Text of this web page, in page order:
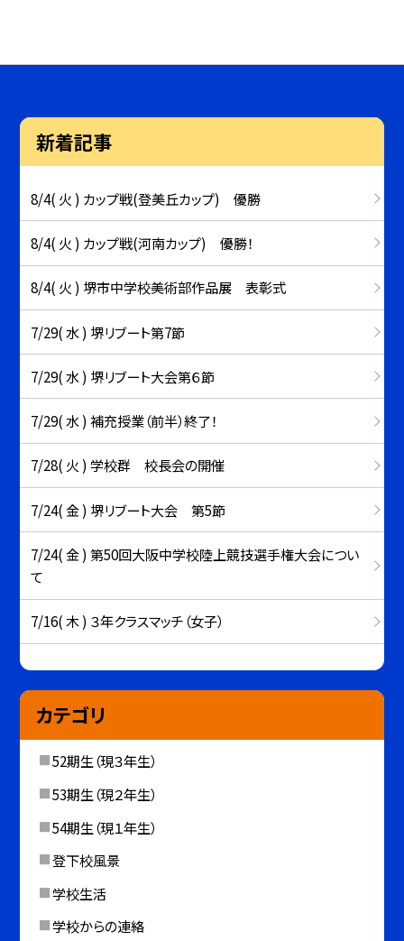
新着記事
8/4( 火 ) カップ戦(登美丘カップ) 優勝
8/4( 火 ) カップ戦(河南カップ) 優勝！
8/4( 火 ) 堺市中学校美術部作品展 表彰式
7/29( 水 ) 堺リブート第7節
7/29( 水 ) 堺リブート大会第６節
7/29( 水 ) 補充授業（前半）終了！
7/28( 火 ) 学校群 校長会の開催
7/24( 金 ) 堺リブート大会 第5節
7/24( 金 ) 第50回大阪中学校陸上競技選手権大会につい
て
7/16( 木 ) ３年クラスマッチ（女子）
カテゴリ
52期生（現３年生）
53期生（現２年生）
54期生（現１年生）
登下校風景
学校生活
学校からの連絡